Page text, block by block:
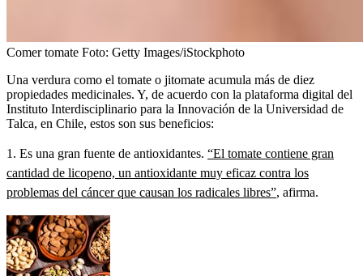
Comer tomate Foto: Getty Images/iStockphoto
Una verdura como el tomate o jitomate acumula más de diez
propiedades medicinales. Y, de acuerdo con la plataforma digital del
Instituto Interdisciplinario para la Innovación de la Universidad de
Talca, en Chile, estos son sus beneficios:
1. Es una gran fuente de antioxidantes. “El tomate contiene gran
cantidad de licopeno, un antioxidante muy eficaz contra los
problemas del cáncer que causan los radicales libres”, afirma.